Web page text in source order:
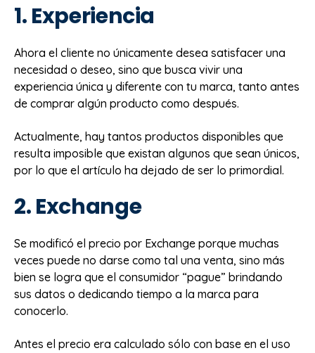
1. Experiencia
Ahora el cliente no únicamente desea satisfacer una
necesidad o deseo, sino que busca vivir una
experiencia única y diferente con tu marca, tanto antes
de comprar algún producto como después.
Actualmente, hay tantos productos disponibles que
resulta imposible que existan algunos que sean únicos,
por lo que el artículo ha dejado de ser lo primordial.
2. Exchange
Se modificó el precio por Exchange porque muchas
veces puede no darse como tal una venta, sino más
bien se logra que el consumidor “pague” brindando
sus datos o dedicando tiempo a la marca para
conocerlo.
Antes el precio era calculado sólo con base en el uso